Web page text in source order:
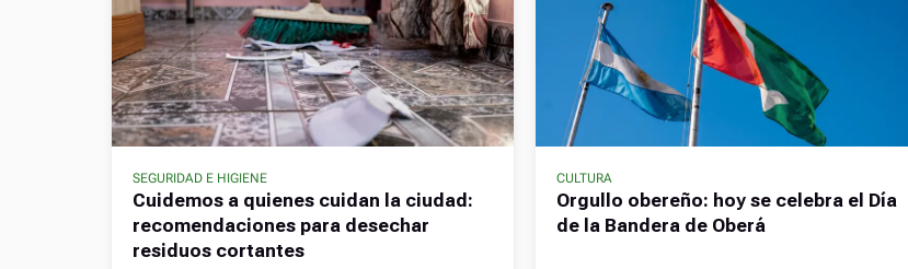
SEGURIDAD E HIGIENE
Cuidemos a quienes cuidan la ciudad:
recomendaciones para desechar
residuos cortantes
CULTURA
Orgullo obereño: hoy se celebra el Día
de la Bandera de Oberá